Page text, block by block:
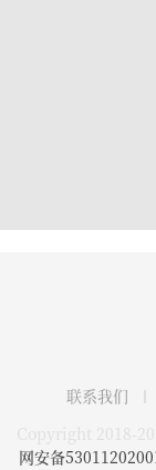
联系我们
网安备